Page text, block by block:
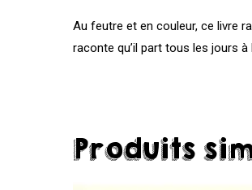
Au feutre et en couleur, ce livre
raconte qu’il part tous les jours
Produits